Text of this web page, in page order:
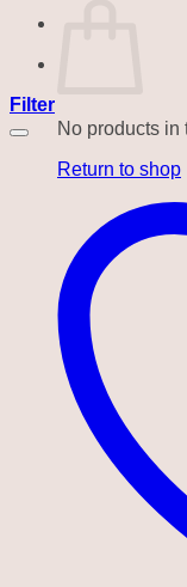
No products in
Return to shop
Filter